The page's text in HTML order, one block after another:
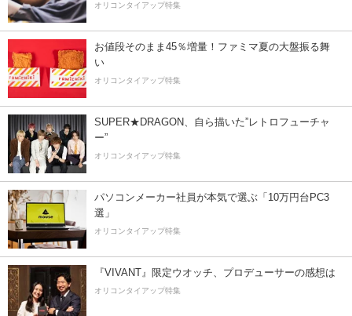
オリコンタイアップ特集
お値段そのまま45％増量！ファミマ夏の大盤振る舞
い
オリコンタイアップ特集
SUPER★DRAGON、自ら描いた”レトロフューチャ
ー”
オリコンタイアップ特集
パソコンメーカー社員が本気で選ぶ「10万円台PC3
選」
オリコンタイアップ特集
『VIVANT』限定ウオッチ、プロデューサーの感想は
オリコンタイアップ特集